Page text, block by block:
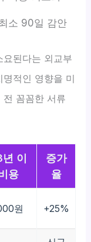
소 90일 감안
된다는 외교부
적인 영향을 미
꼼꼼한 서류
이
용
증가
율
원 +25%